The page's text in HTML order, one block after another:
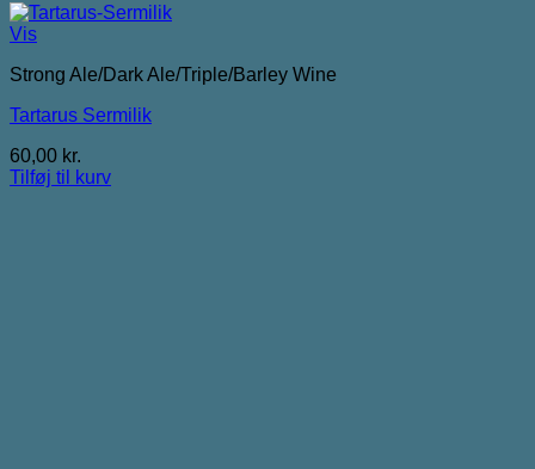
Vis
Strong Ale/Dark Ale/Triple/Barley Wine
Tartarus Sermilik
60,00 kr.
Tilføj til kurv